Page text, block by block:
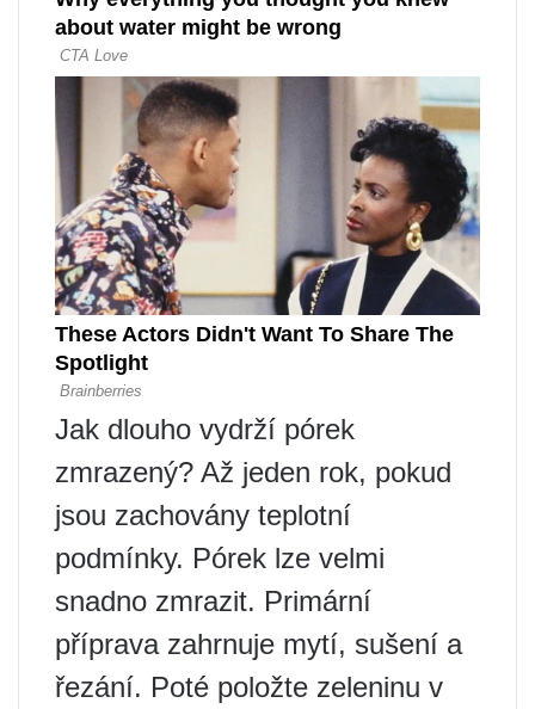
Jak dlouho vydrží pórek
zmrazený? Až jeden rok, pokud
jsou zachovány teplotní
podmínky. Pórek lze velmi
snadno zmrazit. Primární
příprava zahrnuje mytí, sušení a
řezání. Poté položte zeleninu v